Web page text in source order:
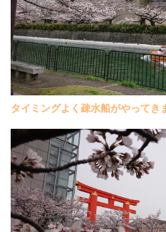
タイミングよく疎水船がやってき